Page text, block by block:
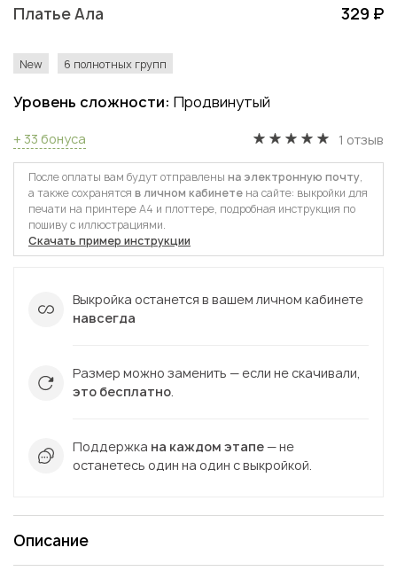
Платье Ала 329 ₽
New 6 полнотных групп
Уровень сложности: Продвинутый
+ 33 бонуса 1 отзыв
После оплаты вам будут отправлены на электронную почту,
а также сохранятся в личном кабинете на сайте: выкройки для
печати на принтере А4 и плоттере, подробная инструкция по
пошиву с иллюстрациями.
Скачать пример инструкции
Выкройка останется в вашем личном кабинете
навсегда
Размер можно заменить — если не скачивали,
это бесплатно.
Поддержка на каждом этапе — не
останетесь один на один с выкройкой.
Описание